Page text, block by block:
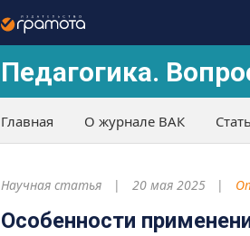
Педагогика.
Главная О журнале ВАК
Научная статья 20 мая 2025
Особенности